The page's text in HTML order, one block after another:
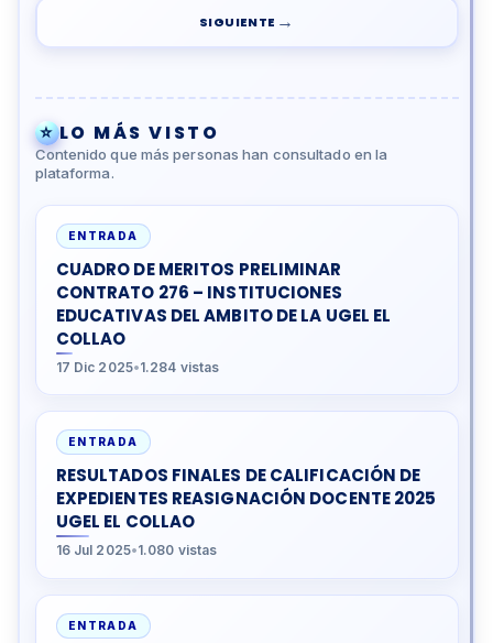
SIGUIENTE →
⭐LO MÁS VISTO
Contenido que más personas han consultado en la
plataforma.
ENTRADA
CUADRO DE MERITOS PRELIMINAR
CONTRATO 276 – INSTITUCIONES
EDUCATIVAS DEL AMBITO DE LA UGEL EL
COLLAO
17 Dic 2025•1.284 vistas
ENTRADA
RESULTADOS FINALES DE CALIFICACIÓN DE
EXPEDIENTES REASIGNACIÓN DOCENTE 2025
UGEL EL COLLAO
16 Jul 2025•1.080 vistas
ENTRADA